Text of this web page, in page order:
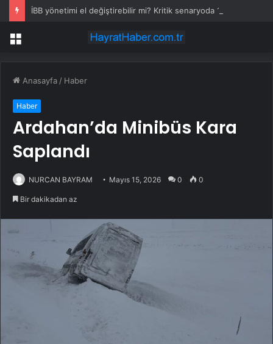
Menü
Anasayfa / Haber
Haber
Ardahan’da Minibüs Kara
Saplandı
NURCAN BAYRAM Mayıs 15, 2026 0 0
Bir dakikadan az